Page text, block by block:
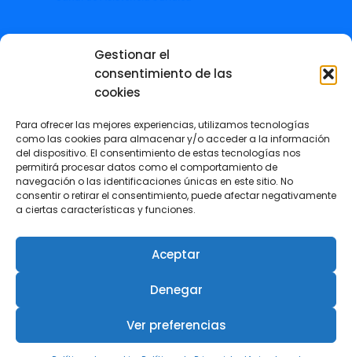
Gestionar el
consentimiento de las
cookies
Para ofrecer las mejores experiencias, utilizamos tecnologías
como las cookies para almacenar y/o acceder a la información
del dispositivo. El consentimiento de estas tecnologías nos
permitirá procesar datos como el comportamiento de
navegación o las identificaciones únicas en este sitio. No
consentir o retirar el consentimiento, puede afectar negativamente
a ciertas características y funciones.
Aceptar
Denegar
Ver preferencias
Industriales de la Región de Murcia (COIIRM)